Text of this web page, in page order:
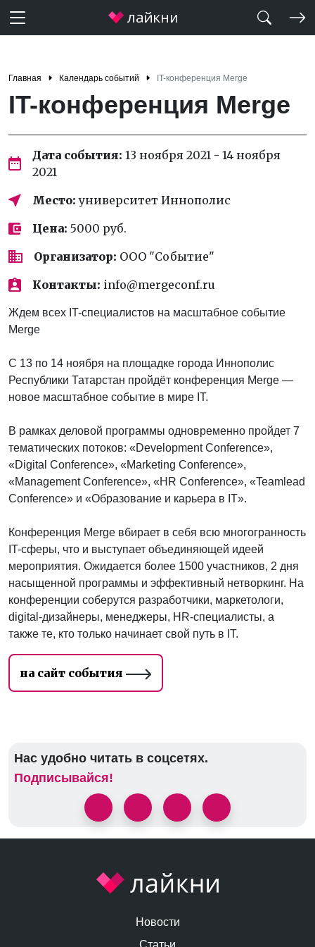
Главная Календарь событий IT-конференция Merge
IT-конференция Merge
Дата события: 13 ноября 2021 - 14 ноября
2021
Место: университет Иннополис
Цена: 5000 руб.
Организатор: ООО "Событие"
Контакты: info@mergeconf.ru
Ждем всех IT-специалистов на масштабное событие
Merge
С 13 по 14 ноября на площадке города Иннополис
Республики Татарстан пройдёт конференция Merge —
новое масштабное событие в мире IT.
В рамках деловой программы одновременно пройдет 7
тематических потоков: «Development Conference»,
«Digital Conference», «Marketing Conference»,
«Management Conference», «HR Conference», «Teamlead
Conference» и «Образование и карьера в IT».
Конференция Merge вбирает в себя всю многогранность
IT-сферы, что и выступает объединяющей идеей
мероприятия. Ожидается более 1500 участников, 2 дня
насыщенной программы и эффективный нетворкинг. На
конференции соберутся разработчики, маркетологи,
digital-дизайнеры, менеджеры, HR-специалисты, а
также те, кто только начинает свой путь в IT.
на сайт события
Нас удобно читать в соцсетях.
Подписывайся!
Новости
Статьи